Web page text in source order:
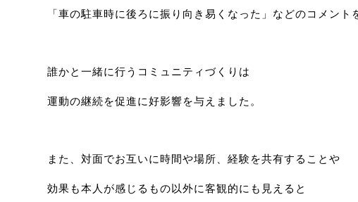
「車の駐車時に後ろに振り向き易くなった」などのコメント
誰かと一緒に行うコミュニティづくりは
運動の継続を促進に好影響を与えました。
また、対面でお互いに時間や場所、経験を共有することや
効果も本人が感じるもの以外に客観的にも見えると